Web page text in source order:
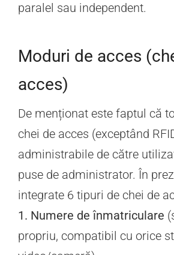
paralel sau independent.
Moduri de acces
acces)
De menționat este faptul că
chei de acces (exceptând
administrabile de către
puse de administrator. În
integrate 6 tipuri de chei de
1. Numere de înmatriculare
propriu, compatibil cu orice